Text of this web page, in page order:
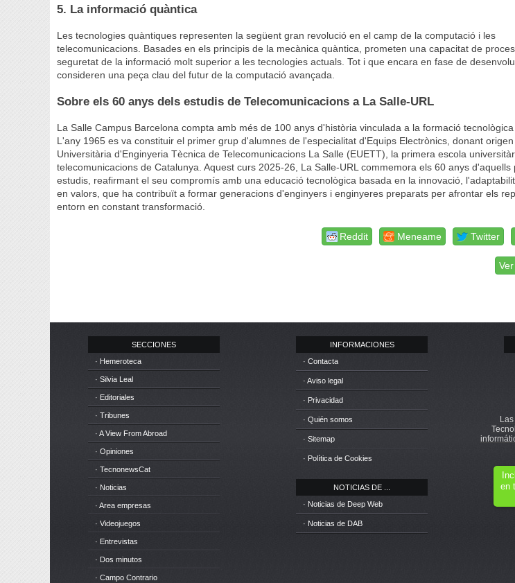
5. La informació quàntica
Les tecnologies quàntiques representen la següent gran revolució en el camp de la computació i les
telecomunicacions. Basades en els principis de la mecànica quàntica, prometen una capacitat de
seguretat de la informació molt superior a les tecnologies actuals. Tot i que encara en fase de
consideren una peça clau del futur de la computació avançada.
Sobre els 60 anys dels estudis de Telecomunicacions a La Salle-URL
La Salle Campus Barcelona compta amb més de 100 anys d'història vinculada a la formació tecnològica
L'any 1965 es va constituir el primer grup d'alumnes de l'especialitat d'Equips Electrònics, donant
Universitària d'Enginyeria Tècnica de Telecomunicacions La Salle (EUETT), la primera escola
telecomunicacions de Catalunya. Aquest curs 2025-26, La Salle-URL commemora els 60 anys d'aquells
estudis, reafirmant el seu compromís amb una educació tecnològica basada en la innovació,
en valors, que ha contribuït a formar generacions d'enginyers i enginyeres preparats per afrontar els
entorn en constant transformació.
Twitter
Meneame
Reddit
SECCIONES
· Hemeroteca
· Silvia Leal
· Editoriales
· Tribunes
· A View From Abroad
· Opiniones
· TecnonewsCat
· Noticias
· Area empresas
· Videojuegos
· Entrevistas
· Dos minutos
· Campo Contrario
INFORMACIONES
· Contacta
· Aviso legal
· Privacidad
· Quién somos
· Sitemap
· Política de Cookies
NOTICIAS DE ...
· Noticias de Deep Web
· Noticias de DAB
en